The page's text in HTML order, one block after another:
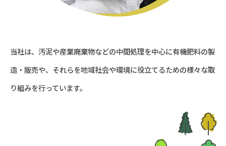
当社は、汚泥や産業廃棄物などの中間処理を中心に有機肥料の製
造・販売や、 それらを地域社会や環境に役立てるための様々な取
り組みを行っています。